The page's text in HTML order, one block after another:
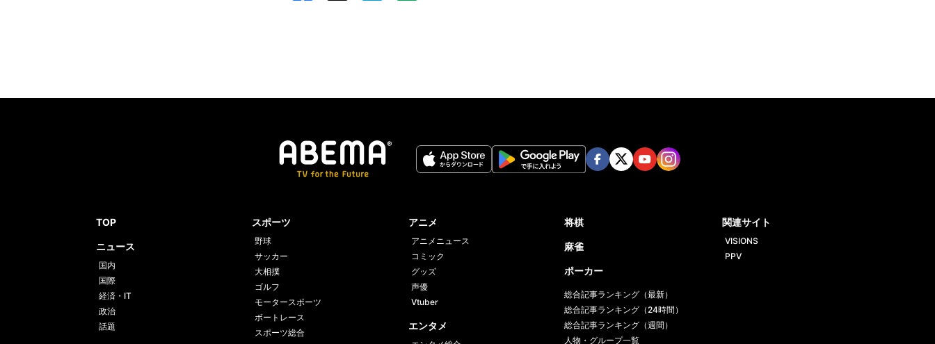
TOP
ニュース
国内
国際
経済・IT
政治
話題
スポーツ
野球
サッカー
大相撲
ゴルフ
モータースポーツ
ボートレース
スポーツ総合
アニメ
アニメニュース
コミック
グッズ
声優
Vtuber
エンタメ
将棋
麻雀
ポーカー
総合記事ランキング（最新）
総合記事ランキング（24時間）
総合記事ランキング（週間）
人物・グループ一覧
関連サイト
VISIONS
PPV